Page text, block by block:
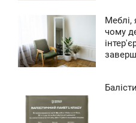
Меблі,
чому